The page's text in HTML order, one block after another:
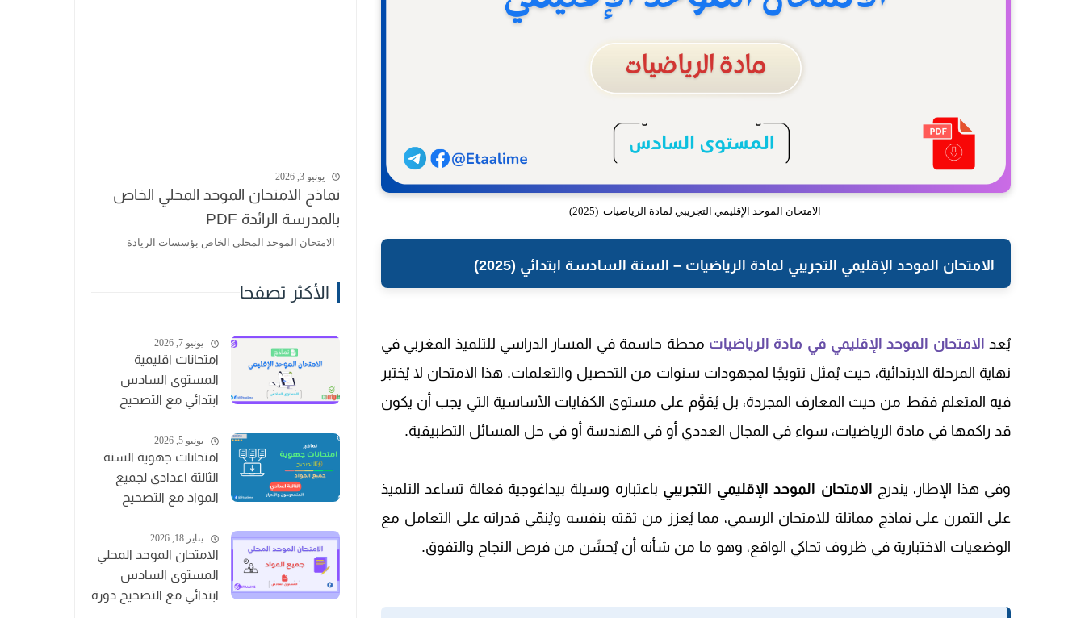
الامتحان الموحد الإقليمي التجريبي لمادة الرياضيات (2025)
الامتحان الموحد الإقليمي التجريبي لمادة الرياضيات – السنة السادسة ابتدائي (2025)
يُعد الامتحان الموحد الإقليمي في مادة الرياضيات محطة حاسمة في المسار الدراسي للتلميذ المغربي في
نهاية المرحلة الابتدائية، حيث يُمثل تتويجًا لمجهودات سنوات من التحصيل والتعلمات. هذا الامتحان لا يُختبر
فيه المتعلم فقط من حيث المعارف المجردة، بل يُقوَّم على مستوى الكفايات الأساسية التي يجب أن يكون
قد راكمها في مادة الرياضيات، سواء في المجال العددي أو في الهندسة أو في حل المسائل التطبيقية.
وفي هذا الإطار، يندرج الامتحان الموحد الإقليمي التجريبي باعتباره وسيلة بيداغوجية فعالة تساعد التلميذ
على التمرن على نماذج مماثلة للامتحان الرسمي، مما يُعزز من ثقته بنفسه ويُنمّي قدراته على التعامل مع
الوضعيات الاختبارية في ظروف تحاكي الواقع، وهو ما من شأنه أن يُحسِّن من فرص النجاح والتفوق.
يونيو 3, 2026
نماذج الامتحان الموحد المحلي الخاص
بالمدرسة الرائدة PDF
الامتحان الموحد المحلي الخاص بؤسسات الريادة
الأكثر تصفحا
يونيو 7, 2026
امتحانات اقليمية
المستوى السادس
ابتدائي مع التصحيح
يونيو 5, 2026
امتحانات جهوية السنة
الثالثة اعدادي لجميع
المواد مع التصحيح
يناير 18, 2026
الامتحان الموحد المحلي
المستوى السادس
ابتدائي مع التصحيح دورة